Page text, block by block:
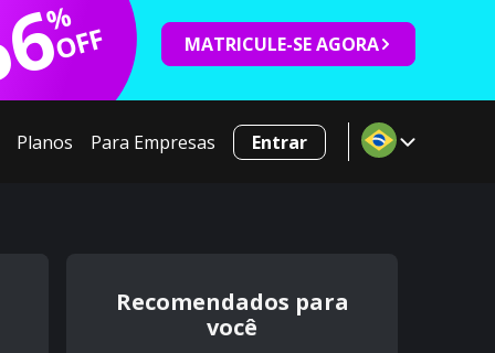
%
OFF MATRICULE-SE AGORA
Planos Para Empresas Entrar
Recomendados para
você